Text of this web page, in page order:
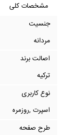
مشخصات کلی
جنسیت
مردانه
اصالت برند
ترکیه
نوع کاربری
اسپرت ,روزمره
طرح صفحه